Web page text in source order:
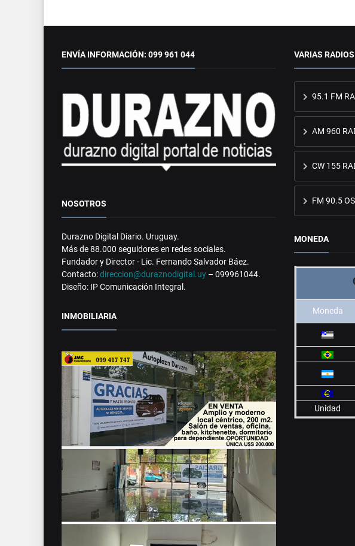
ENVÍA INFORMACIÓN: 099 961 044
NOSOTROS
Durazno Digital Diario. Uruguay.
Más de 88.000 seguidores en redes sociales.
Fundador y Director - Lic. Fernando Salvador Báez.
Contacto:direccion@duraznodigital.uy – 099961044.
Diseño: IP Comunicación Integral.
INMOBILIARIA
VARIAS
95.1 FM
AM 960
CW 155
FM 90.5
MONEDA
Moneda
Unidad